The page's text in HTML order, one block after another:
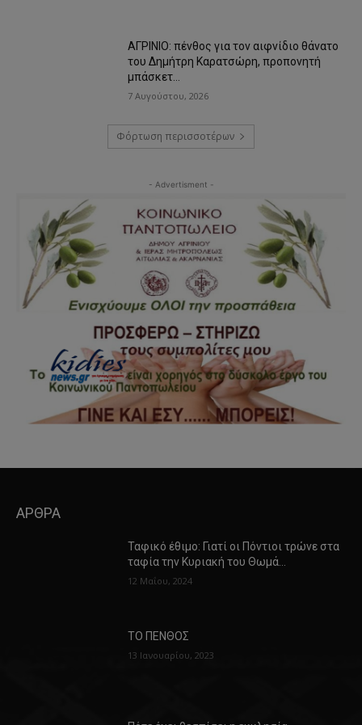
ΑΓΡΙΝΙΟ: πένθος για τον αιφνίδιο θάνατο
του Δημήτρη Καρατσώρη, προπονητή
μπάσκετ…
7 Αυγούστου, 2026
Φόρτωση περισσοτέρων
- Advertisment -
ΑΡΘΡΑ
Ταφικό έθιμο: Γιατί οι Πόντιοι τρώνε στα
ταφία την Κυριακή του Θωμά…
12 Μαΐου, 2024
ΤΟ ΠΕΝΘΟΣ
13 Ιανουαρίου, 2023